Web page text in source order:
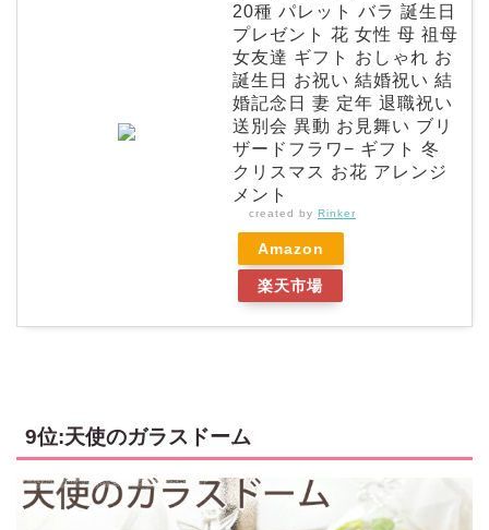
20種 パレット バラ 誕生日
プレゼント 花 女性 母 祖母
女友達 ギフト おしゃれ お
誕生日 お祝い 結婚祝い 結
婚記念日 妻 定年 退職祝い
送別会 異動 お見舞い ブリ
ザードフラワ− ギフト 冬
クリスマス お花 アレンジ
メント
created by Rinker
Amazon
楽天市場
9位:天使のガラスドーム